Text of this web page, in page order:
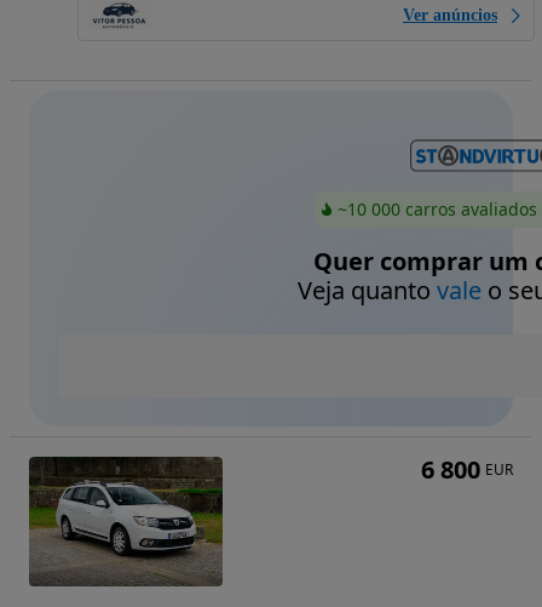
Ver anúncios
~10 000 carros
Quer comprar um
Veja quanto valeo
6 800 EUR